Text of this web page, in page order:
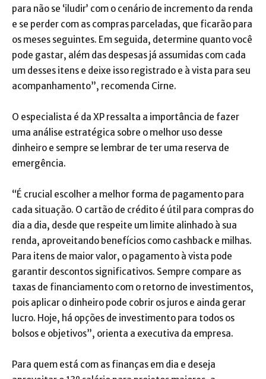
para não se ‘iludir’ com o cenário de incremento da renda
e se perder com as compras parceladas, que ficarão para
os meses seguintes. Em seguida, determine quanto você
pode gastar, além das despesas já assumidas com cada
um desses itens e deixe isso registrado e à vista para seu
acompanhamento”, recomenda Cirne.
O especialista é da XP ressalta a importância de fazer
uma análise estratégica sobre o melhor uso desse
dinheiro e sempre se lembrar de ter uma reserva de
emergência.
“É crucial escolher a melhor forma de pagamento para
cada situação. O cartão de crédito é útil para compras do
dia a dia, desde que respeite um limite alinhado à sua
renda, aproveitando benefícios como cashback e milhas.
Para itens de maior valor, o pagamento à vista pode
garantir descontos significativos. Sempre compare as
taxas de financiamento com o retorno de investimentos,
pois aplicar o dinheiro pode cobrir os juros e ainda gerar
lucro. Hoje, há opções de investimento para todos os
bolsos e objetivos”, orienta a executiva da empresa.
Para quem está com as finanças em dia e deseja